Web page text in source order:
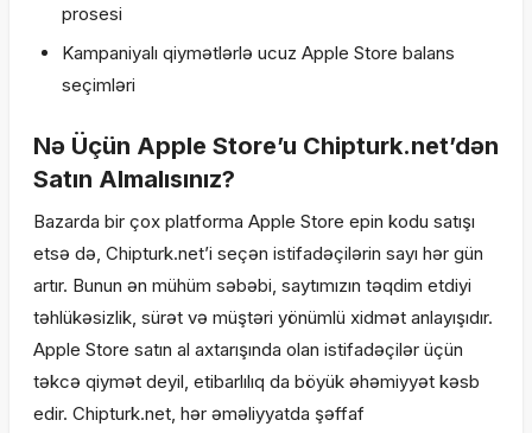
prosesi
Kampaniyalı qiymətlərlə ucuz Apple Store balans
seçimləri
Nə Üçün Apple Store’u Chipturk.net’dən
Satın Almalısınız?
Bazarda bir çox platforma Apple Store epin kodu satışı
etsə də, Chipturk.net’i seçən istifadəçilərin sayı hər gün
artır. Bunun ən mühüm səbəbi, saytımızın təqdim etdiyi
təhlükəsizlik, sürət və müştəri yönümlü xidmət anlayışıdır.
Apple Store satın al axtarışında olan istifadəçilər üçün
təkcə qiymət deyil, etibarlılıq da böyük əhəmiyyət kəsb
edir. Chipturk.net, hər əməliyyatda şəffaf